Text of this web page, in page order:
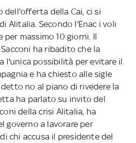
dell'offerta della Cai, ci si
Alitalia. Secondo l'Enac i voli
massimo 10 giorni. Il
ha ribadito che la
l'unica possibilità per evitare il
e ha chiesto alle sigle
no al piano di rivedere la
ha parlato su invito del
della crisi Alitalia, ha
governo a lavorare per
chi accusa il presidente del